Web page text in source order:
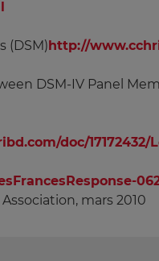
(DSM) http://
DSM-IV Panel
doc/
mars 2010